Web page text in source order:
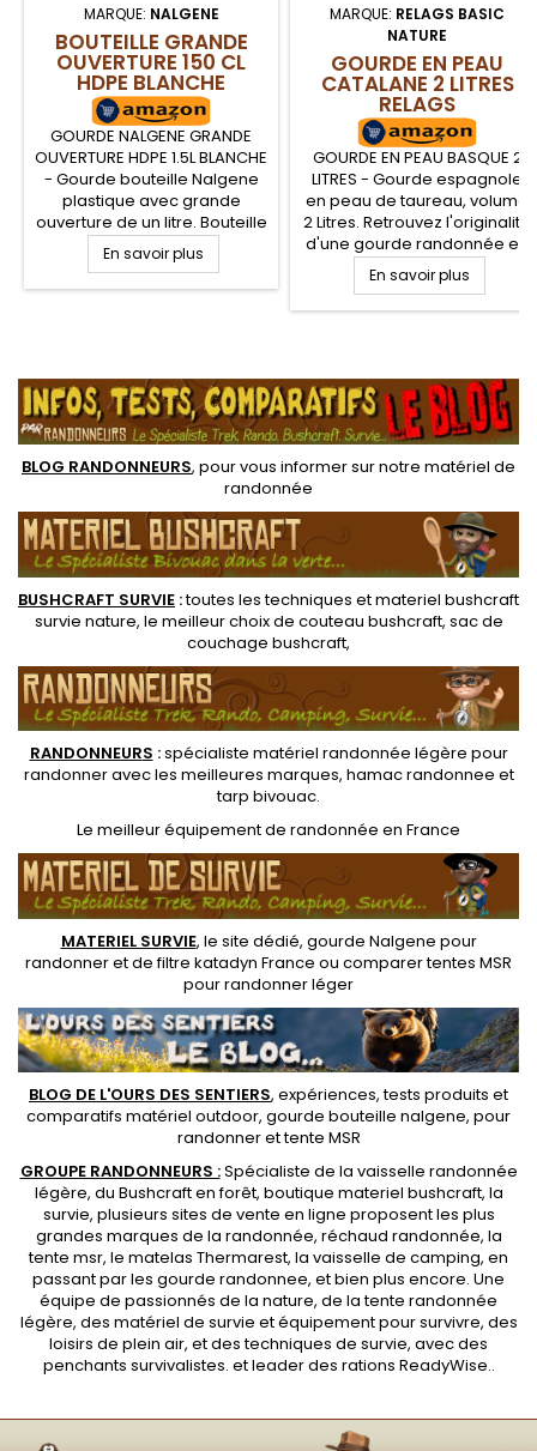
MARQUE: NALGENE
BOUTEILLE GRANDE
OUVERTURE 150 CL
HDPE BLANCHE
NALGENE
GOURDE NALGENE GRANDE
OUVERTURE HDPE 1.5L BLANCHE
- Gourde bouteille Nalgene
plastique avec grande
ouverture de un litre. Bouteille
Nalgene en HDPE, robuste,
adaptée à la randonnée,
survie et Bushcraft. La Gourde
boissons et garantie sans
BPA. Base droite pour
l'intégrer dans...
En savoir plus
MARQUE: RELAGS BASIC
NATURE
GOURDE EN PEAU
CATALANE 2 LITRES
RELAGS
GOURDE EN PEAU BASQUE 2
LITRES - Gourde espagnole
en peau de taureau, volume
2 Litres. Retrouvez l'originalité
d'une gourde randonnée en
peau espagnole, vintage,
ayant la particularité d'être
souple et légèrement
grâce à l'évaporation de
l'eau de surface
En savoir plus
BLOG RANDONNEURS, pour vous informer sur notre matériel de
randonnée
BUSHCRAFT SURVIE :toutes les techniques etmateriel bushcraft
survie nature, le meilleur choix de couteau bushcraft, sac de
couchage bushcraft,
RANDONNEURS :spécialiste matériel randonnée légère pour
randonner avec les meilleures marques, hamac randonnee et
tarp bivouac.
Le meilleur équipement de randonnée en France
MATERIEL SURVIE, le site dédié, gourde Nalgene pour
randonneret defiltre katadyn France ou comparer tentes MSR
pour randonner léger
BLOG DE L'OURS DES SENTIERS, expériences, tests produits et
comparatifs matériel outdoor, gourde bouteille nalgene, pour
randonner ettente MSR
GROUPE RANDONNEURS :Spécialiste de la vaisselle randonnée
légère, du Bushcraft en forêt, boutique materiel bushcraft, la
survie, plusieurs sites de vente en ligne proposent les plus
grandes marques de la randonnée, réchaud randonnée, la
tente msr, le matelas Thermarest, la vaisselle de camping, en
passant par les gourde randonnee, et bien plus encore. Une
équipe de passionnés de la nature, de latente randonnée
légère, des matériel de survie et équipement pour survivre, des
loisirs de plein air, et des techniques de survie, avec des
penchants survivalistes. et leader des rations ReadyWise..